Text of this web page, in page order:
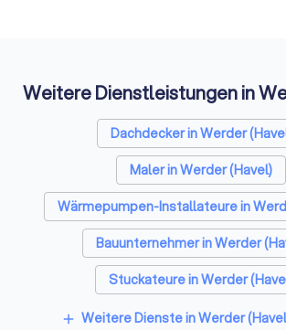
Weitere Dienstleistungen in
Dachdecker in Werder
Maler in Werder (Havel)
Wärmepumpen-Installateure in
Bauunternehmer in Werder
Stuckateure in Werder
Spezialisten für Dämmung in
add Weitere Dienste in Werder